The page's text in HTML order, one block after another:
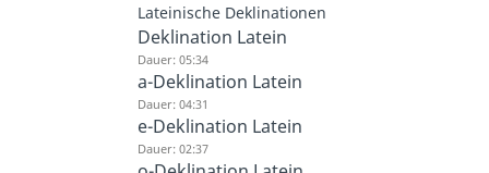
Lateinische Deklinationen
Deklination Latein
Dauer: 05:34
a-Deklination Latein
Dauer: 04:31
e-Deklination Latein
Dauer: 02:37